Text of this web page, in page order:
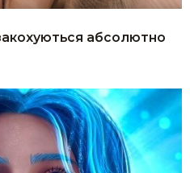
абсолютно